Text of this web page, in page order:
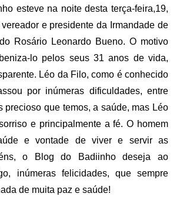
esteve na noite desta terça-feira,19,
e presidente da Irmandade de
Rosário Leonardo Bueno. O motivo
lo pelos seus 31 anos de vida,
Léo da Filo, como é conhecido
por inúmeras dificuldades, entre
precioso que temos, a saúde, mas Léo
e principalmente a fé. O homem
e vontade de viver e servir as
o Blog do Badiinho deseja ao
inúmeras felicidades, que sempre
de muita paz e saúde!